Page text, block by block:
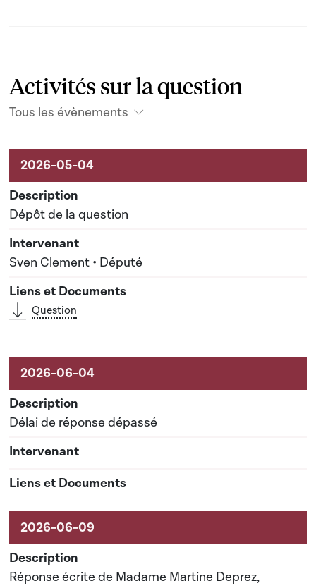
Activités sur la question
Tous les évènements
Activités liées au dossier
Dépôt de la question
Sven Clement • Député
Question
Délai de réponse dépassé
Réponse écrite de Madame Martine Deprez,